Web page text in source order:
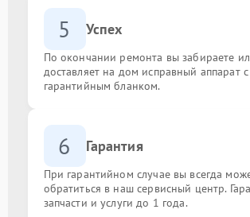
5 Успех
По окончании ремонта вы забираете
доставляет на дом исправный аппарат с
гарантийным бланком.
6 Гарантия
При гарантийном случае вы всегда
обратиться в наш сервисный центр.
запчасти и услуги до 1 года.